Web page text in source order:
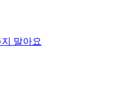
말아요